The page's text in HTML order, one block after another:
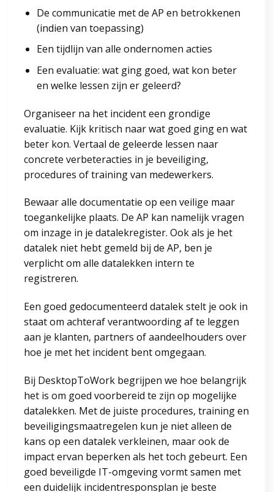
De communicatie met de AP en betrokkenen
(indien van toepassing)
Een tijdlijn van alle ondernomen acties
Een evaluatie: wat ging goed, wat kon beter
en welke lessen zijn er geleerd?
Organiseer na het incident een grondige
evaluatie. Kijk kritisch naar wat goed ging en wat
beter kon. Vertaal de geleerde lessen naar
concrete verbeteracties in je beveiliging,
procedures of training van medewerkers.
Bewaar alle documentatie op een veilige maar
toegankelijke plaats. De AP kan namelijk vragen
om inzage in je datalekregister. Ook als je het
datalek niet hebt gemeld bij de AP, ben je
verplicht om alle datalekken intern te
registreren.
Een goed gedocumenteerd datalek stelt je ook in
staat om achteraf verantwoording af te leggen
aan je klanten, partners of aandeelhouders over
hoe je met het incident bent omgegaan.
Bij DesktopToWork begrijpen we hoe belangrijk
het is om goed voorbereid te zijn op mogelijke
datalekken. Met de juiste procedures, training en
beveiligingsmaatregelen kun je niet alleen de
kans op een datalek verkleinen, maar ook de
impact ervan beperken als het toch gebeurt. Een
goed beveiligde IT-omgeving vormt samen met
een duidelijk incidentresponsplan je beste